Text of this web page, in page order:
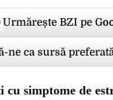
Urmărește BZI pe
ne ca sursă
simptome de